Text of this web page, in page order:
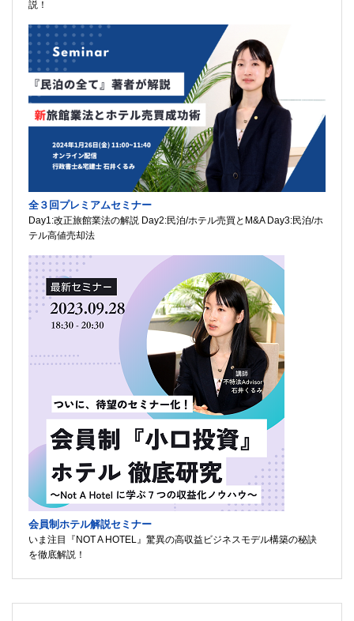
説！
全３回プレミアムセミナー
Day1:改正旅館業法の解説 Day2:民泊/ホテル売買とM&A Day3:民泊/ホ
テル高値売却法
会員制ホテル解説セミナー
いま注目『NOT A HOTEL』驚異の高収益ビジネスモデル構築の秘訣
を徹底解説！